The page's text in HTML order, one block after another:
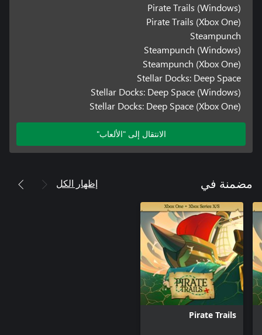
Pirate Trails (Windows)
Pirate Trails (Xbox One)
Steampunch
Steampunch (Windows)
Steampunch (Xbox One)
Stellar Docks: Deep Space
Stellar Docks: Deep Space (Windows)
Stellar Docks: Deep Space (Xbox One)
الانتقال إلى "الألعاب"
مضمنة في إظهار الكل
Pirate Trails